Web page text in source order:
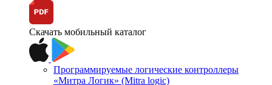
Скачать мобильный каталог
Программируемые логические контроллеры
«Митра Логик» (Mitra logic)